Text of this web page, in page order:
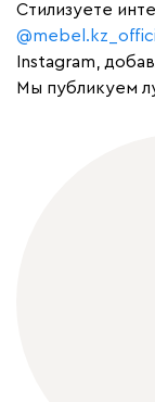
Cтилизуете
Instagram,
Мы публикуем